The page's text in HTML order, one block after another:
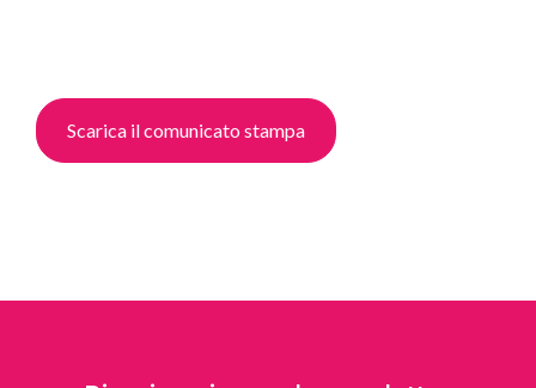
Scarica il comunicato stampa